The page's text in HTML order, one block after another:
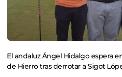
El andaluz Ángel Hidalgo espera
de Hierro tras derrotar a Sigot